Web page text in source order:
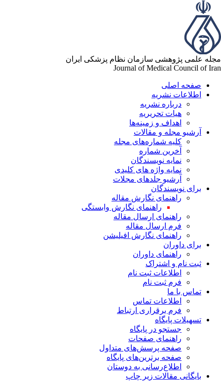
علمی پژوهشی سازمان نظام پزشکی ایران
Journal of Medical Council of
صفحه اصلی
اطلاعات نشریه
درباره نشریه
هیات تحریریه
اهداف و زمینه‌ها
آرشیو مجله و مقالات
کلیه شماره‌های مجله
آخرین شماره
نمایه نویسندگان
نمایه واژه های کلیدی
آرشیو جلدهای مجلات
برای نویسندگان
راهنمای نگارش مقاله
راهنمای نگارش وابستگی
راهنمای ارسال مقاله
فرم ارسال مقاله
راهنمای نگارش افیلیشن
برای داوران
راهنمای داوران
ثبت نام و اشتراک
اطلاعات ثبت نام
فرم ثبت نام
تماس با ما
اطلاعات تماس
فرم برقراری ارتباط
تسهیلات پایگاه
جستجو در پایگاه
راهنمای صفحات
صفحه پرسش‌های متداول
صفحه برترین‌های پایگاه
اطلاع‌رسانی به دوستان
بایگانی مقالات زیر چاپ